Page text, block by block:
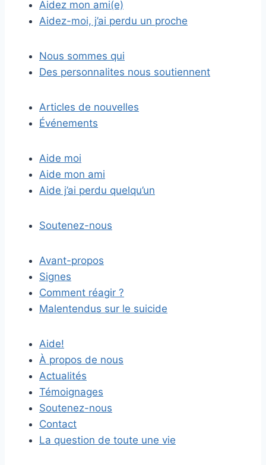
Aidez mon ami(e)
Aidez-moi, j’ai perdu un proche
Nous sommes qui
Des personnalites nous soutiennent
Articles de nouvelles
Événements
Aide moi
Aide mon ami
Aide j’ai perdu quelqu’un
Soutenez-nous
Avant-propos
Signes
Comment réagir ?
Malentendus sur le suicide
Aide!
À propos de nous
Actualités
Témoignages
Soutenez-nous
Contact
La question de toute une vie